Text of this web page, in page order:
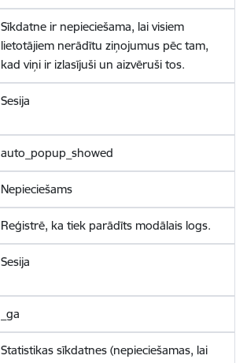
Sīkdatne ir nepieciešama, lai visiem
lietotājiem nerādītu ziņojumus pēc tam,
kad viņi ir izlasījuši un aizvēruši tos.
Sesija
auto_popup_showed
Nepieciešams
Reģistrē, ka tiek parādīts modālais logs.
Sesija
_ga
Statistikas sīkdatnes (nepieciešamas, lai